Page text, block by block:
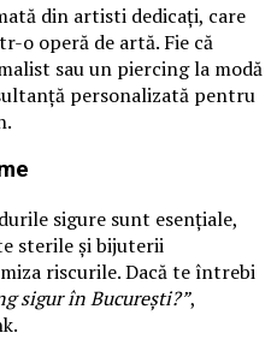
din artisti dedicați, care
o operă de artă. Fie că
sau un piercing la modă
personalizată pentru
sigure sunt esențiale,
sterile și bijuterii
riscurile. Dacă te întrebi
sigur în București?”,